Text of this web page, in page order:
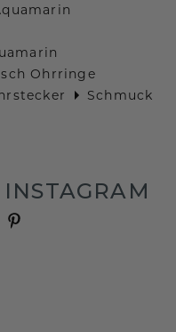
Ohrringe
Schmuck